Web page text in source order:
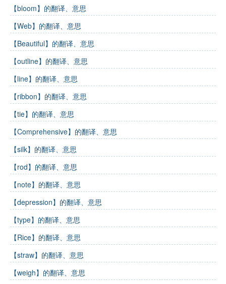
【bloom】的翻译、意思
【Web】的翻译、意思
【Beautiful】的翻译、意思
【outline】的翻译、意思
【line】的翻译、意思
【ribbon】的翻译、意思
【tie】的翻译、意思
【Comprehensive】的翻译、意思
【silk】的翻译、意思
【rod】的翻译、意思
【note】的翻译、意思
【depression】的翻译、意思
【type】的翻译、意思
【Rice】的翻译、意思
【straw】的翻译、意思
【weigh】的翻译、意思